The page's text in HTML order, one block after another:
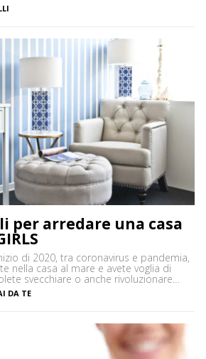
molto versatile facilmente reperibile
di mais. L’amido di mais o
[…]
per arredare una casa
di 2020, tra coronavirus e pandemia,
nella casa al mare e avete voglia di
svecchiare o anche rivoluzionare
arredare dall’inizio le vostre stanze –
stile di arredamento dargli, niente
DA TE